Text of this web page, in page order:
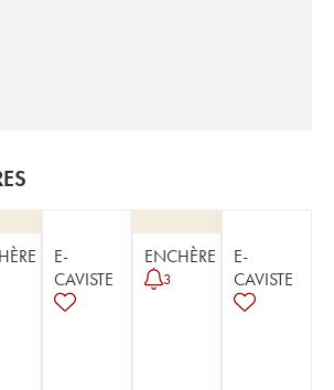
E-
CAVISTE
ENCHÈRE
3
E-
CAVISTE